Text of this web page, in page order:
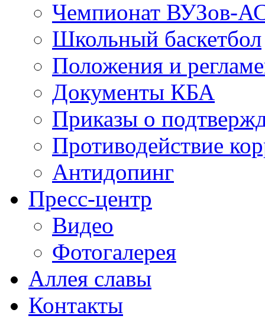
Чемпионат ВУЗов-
Школьный баскетбол
Положения и
Документы КБА
Приказы о
Противодействие
Антидопинг
Пресс-центр
Видео
Фотогалерея
Аллея славы
Контакты